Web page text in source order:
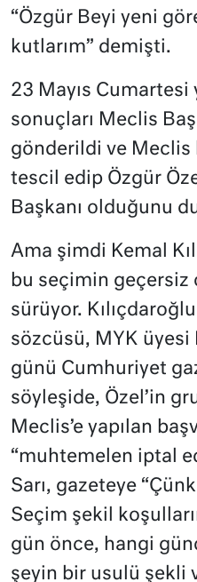
“Özgür Beyi yeni
kutlarım” demişti.
23 Mayıs Cumartesi
sonuçları Meclis
gönderildi ve Meclis
tescil edip Özgür
Başkanı olduğunu
Ama şimdi Kemal
bu seçimin geçersiz
sürüyor.
sözcüsü, MYK üyesi
günü Cumhuriyet
söyleşide, Özel’in
Meclis’e yapılan
“muhtemelen iptal
Sarı, gazeteye
Seçim şekil
gün önce, hangi
şeyin bir usulü şekli